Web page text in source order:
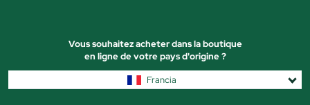
Vous souhaitez acheter dans la boutique
en ligne de votre pays d'origine ?
Francia